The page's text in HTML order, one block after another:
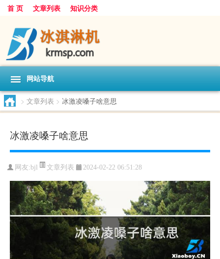
首 页 文章列表 知识分类
网站导航
> 文章列表 > 冰激凌嗓子啥意思
冰激凌嗓子啥意思
网友:bjl 文章列表 2024-02-22 06:51:28